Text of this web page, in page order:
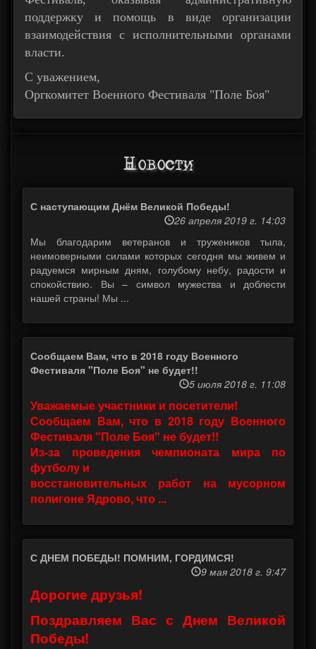
поддержку и помощь в виде организации
взаимодействия с исполнительными органами
власти.
С уважением,
Оргкомитет Военного Фестиваля "Поле Боя"
Новости
С наступающим Днём Великой Победы!
26 апреля 2019 г. 14:03
Мы благодарим ветеранов и тружеников тыла,
неимоверными силами которых сегодня мы живем и
радуемся мирным дням, голубому небу, радости и
спокойствию. Вы – символ мужества и доблести
нашей страны! Мы ...
Сообщаем Вам, что в 2018 году Военного
Фестиваля "Поле Боя" не будет!!
5 июля 2018 г. 11:08
Уважаемые участники и посетители!
Сообщаем Вам, что в 2018 году Военного
Фестиваля "Поле Боя" не будет!!
Из-за проведения чемпионата мира по
футболу и
восстановительных работ на мусорном
полигоне Ядрово, что ...
С ДНЕМ ПОБЕДЫ! ПОМНИМ, ГОРДИМСЯ!
9 мая 2018 г. 9:47
Дорогие друзья!
Поздравляем Вас с Днем Великой
Победы!